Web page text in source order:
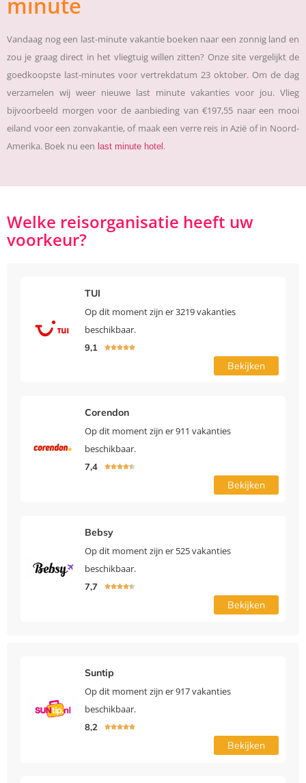
Vandaag nog een last-minute vakantie boeken naar een zonnig land en
zou je graag direct in het vliegtuig willen zitten? Onze site vergelijkt de
goedkoopste last-minutes voor vertrekdatum 23 oktober. Om de dag
verzamelen wij weer nieuwe last minute vakanties voor jou. Vlieg
bijvoorbeeld morgen voor de aanbieding van €197,55 naar een mooi
eiland voor een zonvakantie, of maak een verre reis in Azië of in Noord-
Amerika. Boek nu een last minute hotel .
Welke reisorganisatie heeft uw
voorkeur?
TUI
Op dit moment zijn er 3219 vakanties
beschikbaar.
9,1 
Bekijken
Corendon
Op dit moment zijn er 911 vakanties
beschikbaar.
7,4 
Bekijken
Bebsy
Op dit moment zijn er 525 vakanties
beschikbaar.
7,7 
Bekijken
Suntip
Op dit moment zijn er 917 vakanties
beschikbaar.
8,2 
Bekijken